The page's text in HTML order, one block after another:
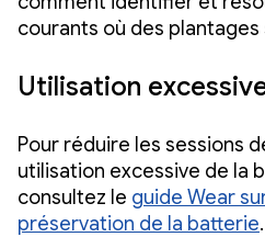
courants où des
Utilisation
Pour réduire les sessions
utilisation excessive de la
consultez le guide Wear
préservation de la batterie.